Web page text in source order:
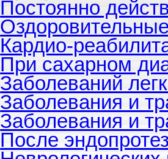
Постоянно
Кардио-
При сахарном
Заболеваний
Заболевания и
Заболевания и
После